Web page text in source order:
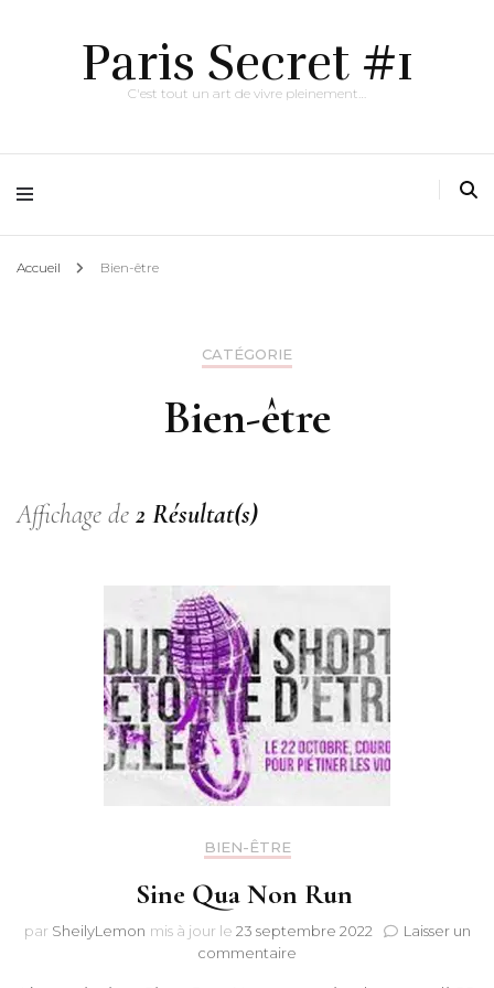
Paris Secret #1
C'est tout un art de vivre pleinement…
Accueil Bien-être
CATÉGORIE
Bien-être
Affichage de 2 Résultat(s)
BIEN-ÊTRE
Sine Qua Non Run
par SheilyLemon mis à jour le 23 septembre 2022
Laisser un
commentaire